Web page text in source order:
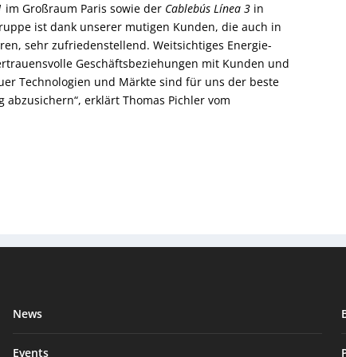
im Großraum Paris sowie der Cablebús Línea 3 in
ist dank unserer mutigen Kunden, die auch in
sehr zufriedenstellend. Weitsichtiges Energie-
Geschäftsbeziehungen mit Kunden und
Technologien und Märkte sind für uns der beste
erklärt Thomas Pichler vom
News
Events